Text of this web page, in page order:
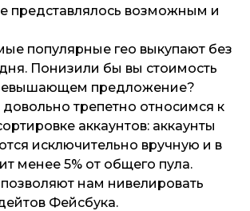
представлялось возможным и
популярные гео выкупают без
Понизили бы вы стоимость
предложение?
трепетно относимся к
аккаунтов: аккаунты
исключительно вручную и в
менее 5% от общего пула.
нам нивелировать
Фейсбука.